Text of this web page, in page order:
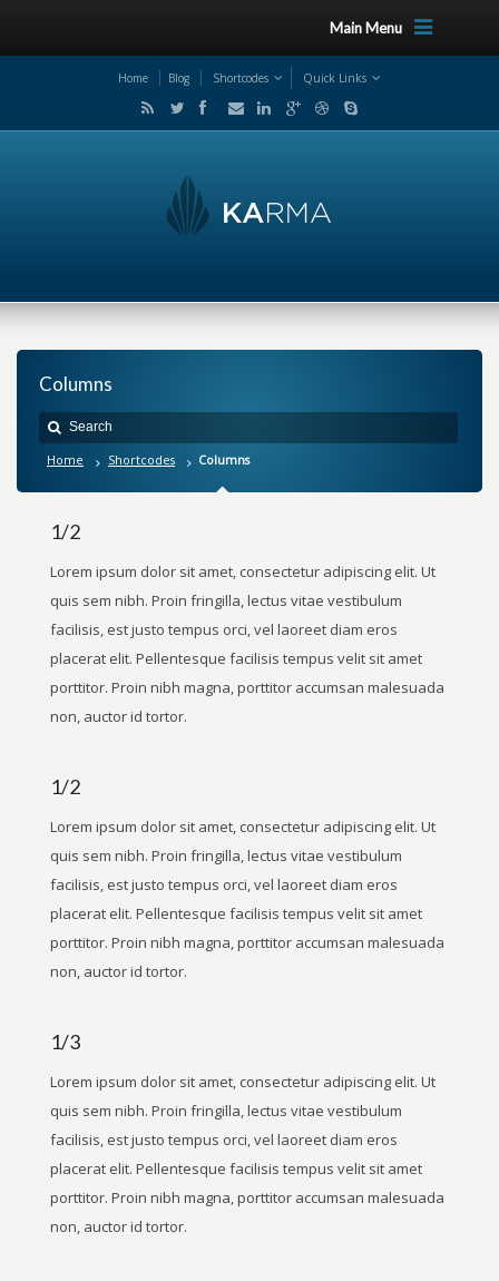
Main Menu
Home Blog Shortcodes Quick Links
Columns
Home Shortcodes Columns
1/2
Lorem ipsum dolor sit amet, consectetur adipiscing elit. Ut
quis sem nibh. Proin fringilla, lectus vitae vestibulum
facilisis, est justo tempus orci, vel laoreet diam eros
placerat elit. Pellentesque facilisis tempus velit sit amet
porttitor. Proin nibh magna, porttitor accumsan malesuada
non, auctor id tortor.
1/2
Lorem ipsum dolor sit amet, consectetur adipiscing elit. Ut
quis sem nibh. Proin fringilla, lectus vitae vestibulum
facilisis, est justo tempus orci, vel laoreet diam eros
placerat elit. Pellentesque facilisis tempus velit sit amet
porttitor. Proin nibh magna, porttitor accumsan malesuada
non, auctor id tortor.
1/3
Lorem ipsum dolor sit amet, consectetur adipiscing elit. Ut
quis sem nibh. Proin fringilla, lectus vitae vestibulum
facilisis, est justo tempus orci, vel laoreet diam eros
placerat elit. Pellentesque facilisis tempus velit sit amet
porttitor. Proin nibh magna, porttitor accumsan malesuada
non, auctor id tortor.